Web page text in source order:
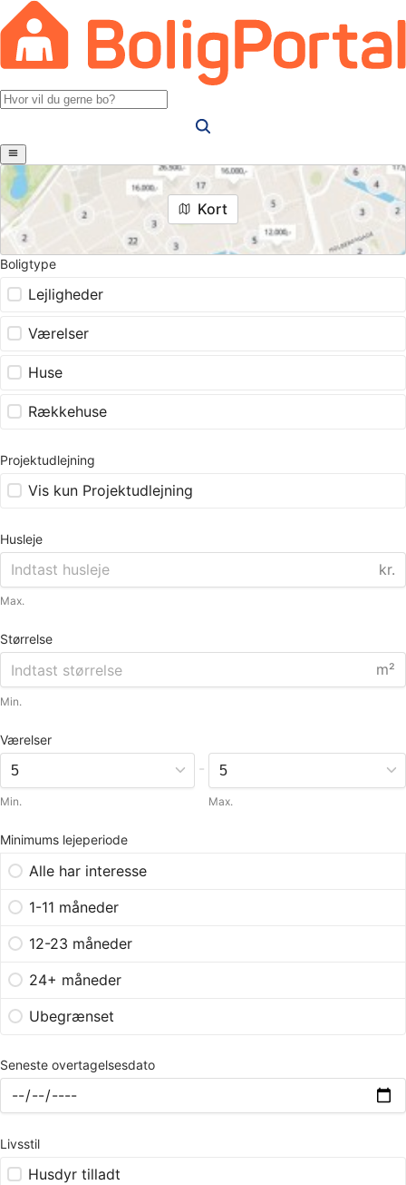
Kort
Boligtype
Lejligheder
Værelser
Huse
Rækkehuse
Projektudlejning
Vis kun Projektudlejning
Husleje
kr.
Max.
Størrelse
m²
Min.
Værelser
Min.
-
Max.
Minimums lejeperiode
Alle har interesse
1-11 måneder
12-23 måneder
24+ måneder
Ubegrænset
Seneste overtagelsesdato
Livsstil
Husdyr tilladt